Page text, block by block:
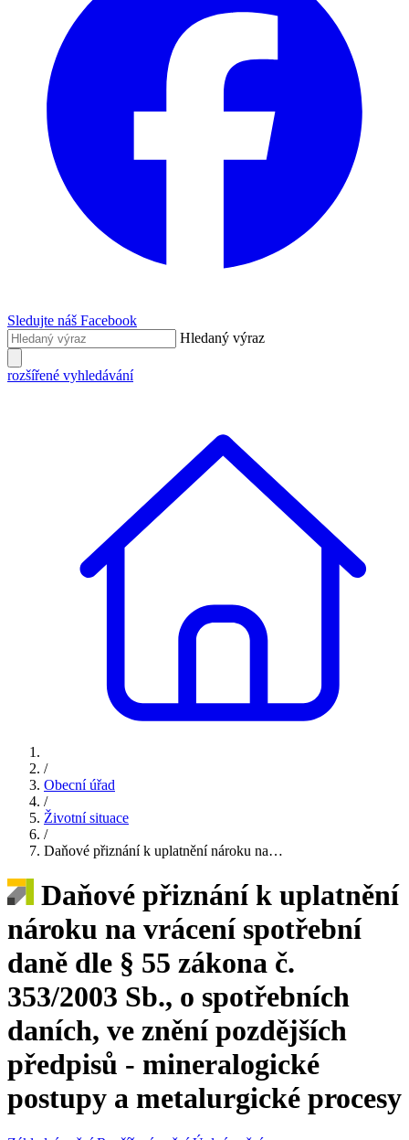
Sledujte náš Facebook
Hledaný výraz
rozšířené vyhledávání
/
Obecní úřad
/
Životní situace
/
Daňové přiznání k uplatnění nároku na…
Daňové přiznání k uplatnění
nároku na vrácení spotřební
daně dle § 55 zákona č.
353/2003 Sb., o spotřebních
daních, ve znění pozdějších
předpisů - mineralogické
postupy a metalurgické procesy